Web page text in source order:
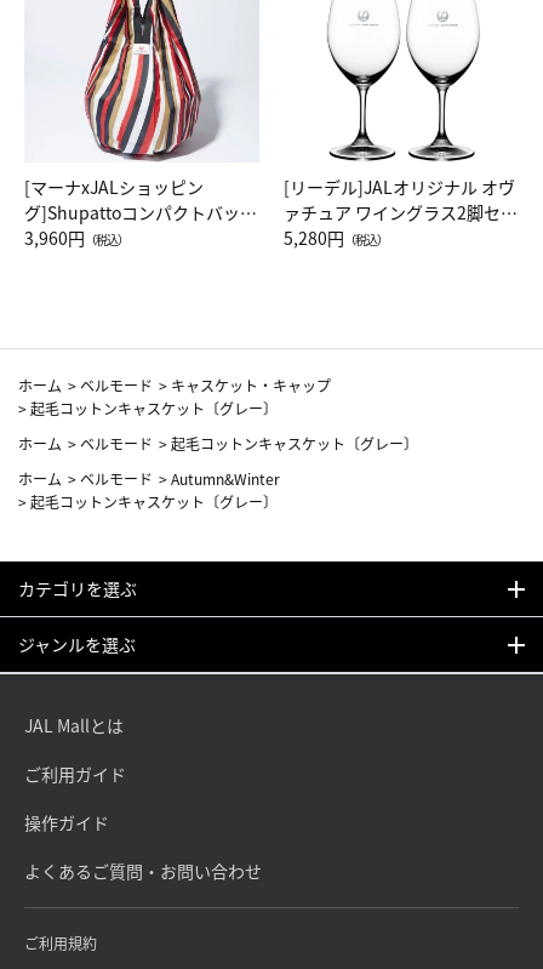
[マーナxJALショッピン
グ]Shupattoコンパクトバッグ
Drop JAL客室乗務員（LC）ス
3,960円 （税込）
[リーデル]JALオリジナル オヴ
ァチュア ワイングラス2脚セッ
ト（レッドワイン）
5,280円 （税込）
ホーム >ベルモード > キャスケット・キャップ
>起毛コットンキャスケット〔グレー〕
ホーム >ベルモード >起毛コットンキャスケット〔グレー〕
ホーム >ベルモード >Autumn&Winter
>起毛コットンキャスケット〔グレー〕
カテゴリを選ぶ
ジャンルを選ぶ
JAL Mallとは
ご利用ガイド
操作ガイド
よくあるご質問・お問い合わせ
ご利用規約